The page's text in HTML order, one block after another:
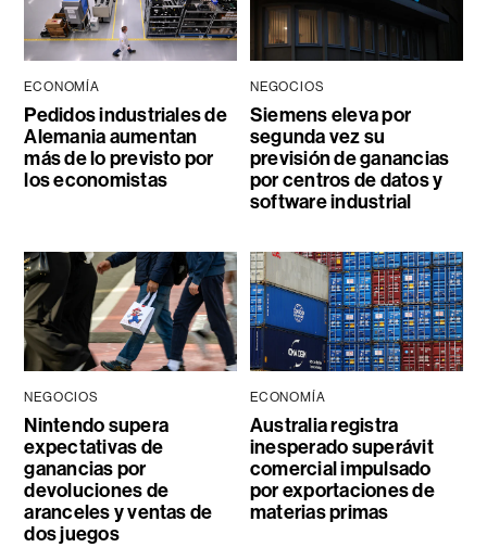
ECONOMÍA
Pedidos industriales de
Alemania aumentan
más de lo previsto por
los economistas
NEGOCIOS
Siemens eleva por
segunda vez su
previsión de ganancias
por centros de datos y
software industrial
NEGOCIOS
Nintendo supera
expectativas de
ganancias por
devoluciones de
aranceles y ventas de
dos juegos
ECONOMÍA
Australia registra
inesperado superávit
comercial impulsado
por exportaciones de
materias primas